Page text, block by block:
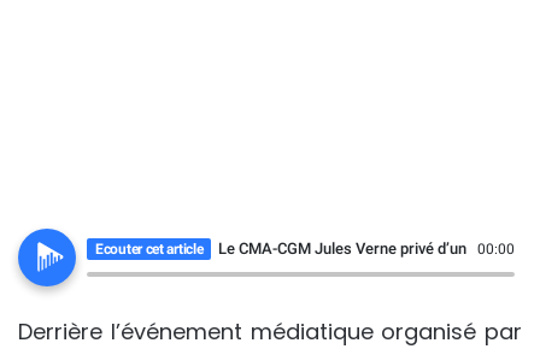
Ecouter cet article Le CMA-CGM Jules Verne privé d’un vrai
00:00
Derrière l’événement médiatique organisé par